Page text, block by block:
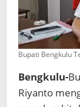
Bupati Bengkulu
Bengkulu-
Riyanto